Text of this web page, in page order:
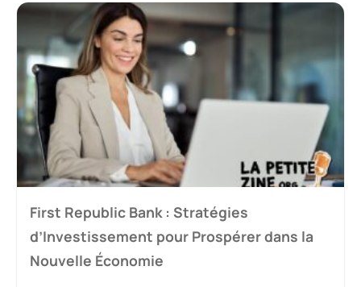
First Republic Bank : Stratégies
d’Investissement pour Prospérer dans la
Nouvelle Économie